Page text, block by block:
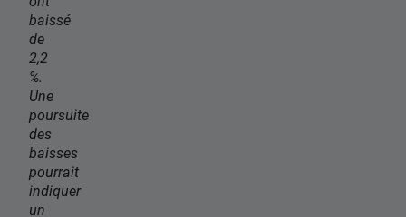
baissé
de
2,2
%.
Une
poursuite
des
baisses
pourrait
indiquer
un